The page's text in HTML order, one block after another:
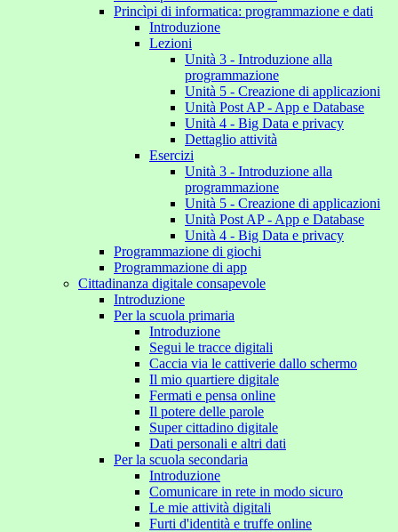
Princìpi di informatica: programmazione e dati
Introduzione
Lezioni
Unità 3 - Introduzione alla
programmazione
Unità 5 - Creazione di applicazioni
Unità Post AP - App e Database
Unità 4 - Big Data e privacy
Dettaglio attività
Esercizi
Unità 3 - Introduzione alla
programmazione
Unità 5 - Creazione di applicazioni
Unità Post AP - App e Database
Unità 4 - Big Data e privacy
Programmazione di giochi
Programmazione di app
Cittadinanza digitale consapevole
Introduzione
Per la scuola primaria
Introduzione
Segui le tracce digitali
Caccia via le cattiverie dallo schermo
Il mio quartiere digitale
Fermati e pensa online
Il potere delle parole
Super cittadino digitale
Dati personali e altri dati
Per la scuola secondaria
Introduzione
Comunicare in rete in modo sicuro
Le mie attività digitali
Furti d'identità e truffe online